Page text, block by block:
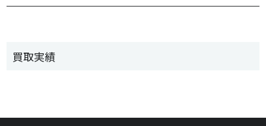
買取実績